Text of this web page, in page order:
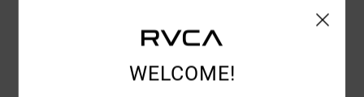
WELCOME!